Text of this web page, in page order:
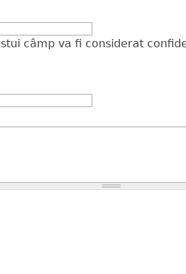
câmp va fi considerat